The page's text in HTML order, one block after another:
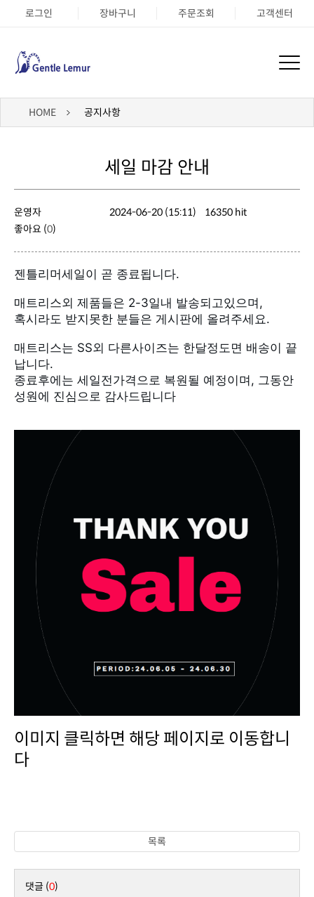
로그인 장바구니 주문조회 고객센터
HOME 공지사항
세일 마감 안내
운영자 2024-06-20 (15:11)
16350 hit
좋아요 (0)
젠틀리머세일이 곧 종료됩니다.
매트리스외 제품들은 2-3일내 발송되고있으며,
혹시라도 받지못한 분들은 게시판에 올려주세요.
납니다.
성원에 진심으로 감사드립니다
다
목록
댓글 (0)